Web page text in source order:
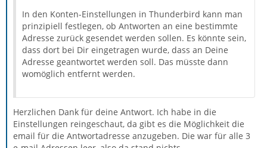
In den Konten-Einstellungen in Thunderbird kann man
prinzipiell festlegen, ob Antworten an eine bestimmte
Adresse zurück gesendet werden sollen. Es könnte sein,
dass dort bei Dir eingetragen wurde, dass an Deine
Adresse geantwortet werden soll. Das müsste dann
womöglich entfernt werden.
Herzlichen Dank für deine Antwort. Ich habe in die
Einstellungen reingeschaut, da gibt es die Möglichkeit die
email für die Antwortadresse anzugeben. Die war für alle 3